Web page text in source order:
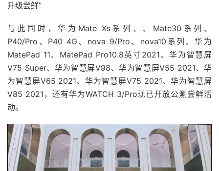
升级尝鲜”
与此同时，华为Mate Xs系列、、Mate30系列、
P40/Pro、P40 4G、nova 9/Pro、nova10系列、华为
MatePad 11、MatePad Pro10.8英寸2021、华为智慧屏
V75 Super、华为智慧屏V98、华为智慧屏V55 2021、华
为智慧屏V65 2021、华为智慧屏V75 2021、华为智慧屏
V85 2021，还有华为WATCH 3/Pro现已开放公测尝鲜活
动。